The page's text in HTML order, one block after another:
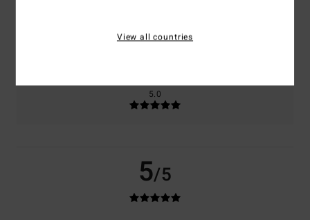
Troppo grande
5.0
5/5
View all countries